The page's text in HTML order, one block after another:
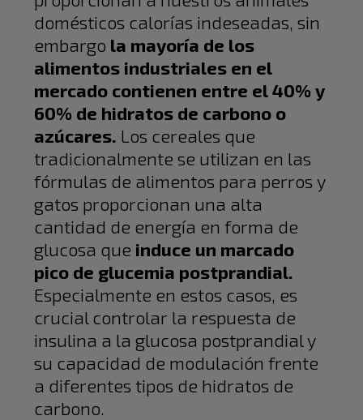
domésticos calorías indeseadas, sin
embargo la mayoría de los
alimentos industriales en el
mercado contienen entre el 40% y
60% de hidratos de carbono o
azúcares. Los cereales que
tradicionalmente se utilizan en las
fórmulas de alimentos para perros y
gatos proporcionan una alta
cantidad de energía en forma de
glucosa que induce un marcado
pico de glucemia postprandial.
Especialmente en estos casos, es
crucial controlar la respuesta de
insulina a la glucosa postprandial y
su capacidad de modulación frente
a diferentes tipos de hidratos de
carbono.